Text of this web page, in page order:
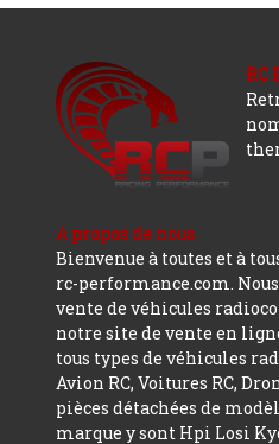
RC
A propos de nous
Bienvenue à toutes et à
rc-performance.com.
vente de véhicules
notre site de vente en
tous types de véhicules
Avion RC, Voitures RC,
pièces détachées de
marque y sont Hpi Losi